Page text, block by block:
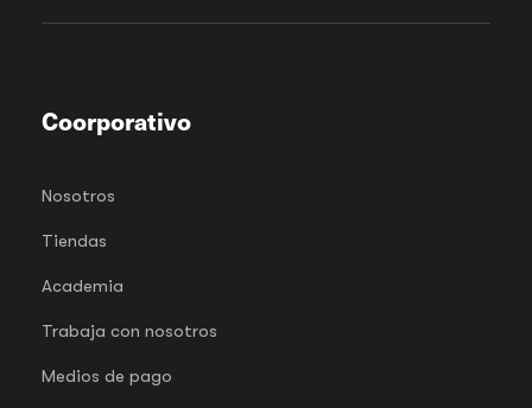
Coorporativo
Nosotros
Tiendas
Academia
Trabaja con nosotros
Medios de pago